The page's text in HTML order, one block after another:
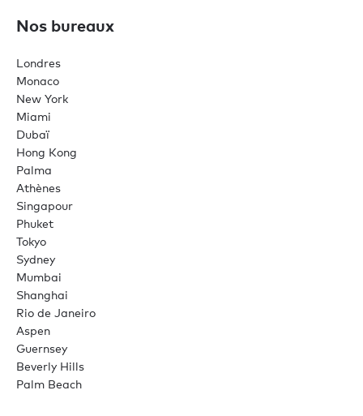
Nos bureaux
Londres
Monaco
New York
Miami
Dubaï
Hong Kong
Palma
Athènes
Singapour
Phuket
Tokyo
Sydney
Mumbai
Shanghai
Rio de Janeiro
Aspen
Guernsey
Beverly Hills
Palm Beach